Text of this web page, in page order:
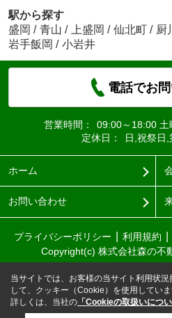
駅から探す
盛岡 / 青山 / 上盛岡 / 仙北町 / 厨川
岩手飯岡 / 小岩井
電話でお
営業時間：
09:00～18:00
定休日：
日,祝祭日
ホーム
お問い合わせ
プライバシーポリシー 利用規約
Copyright(c) 株式会社森の不
当サイトでは、お客様の当サイト利用状
して、クッキー（Cookie）を使用していま
詳しくは、当社の 「Cookieの取扱いについ